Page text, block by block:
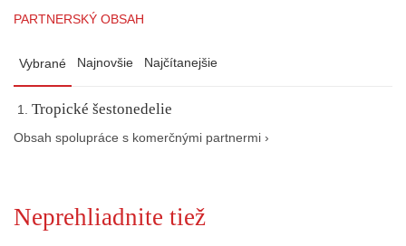
PARTNERSKÝ OBSAH
Vybrané Najnovšie Najčítanejšie
Tropické šestonedelie
Obsah spolupráce s komerčnými partnermi ›
Neprehliadnite tiež